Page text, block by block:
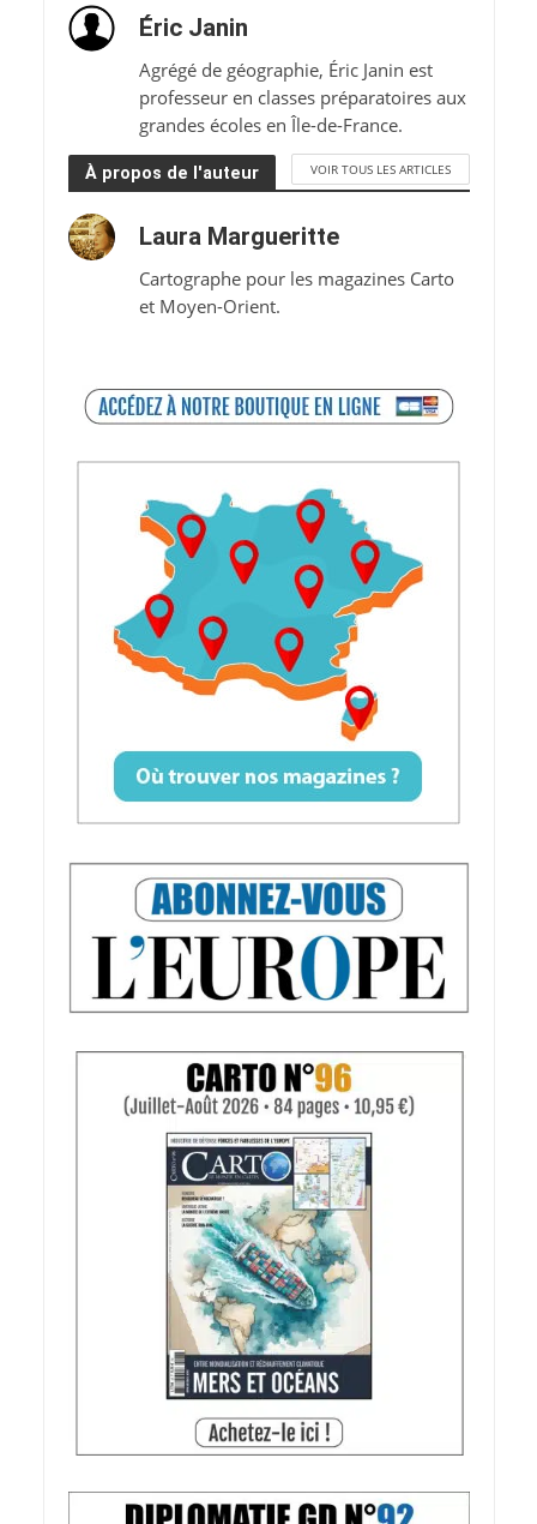
Éric Janin
Agrégé de géographie, Éric Janin est
professeur en classes préparatoires aux
grandes écoles en Île-de-France.
À propos de l'auteur VOIR TOUS LES ARTICLES
Laura Margueritte
Cartographe pour les magazines Carto
et Moyen-Orient.